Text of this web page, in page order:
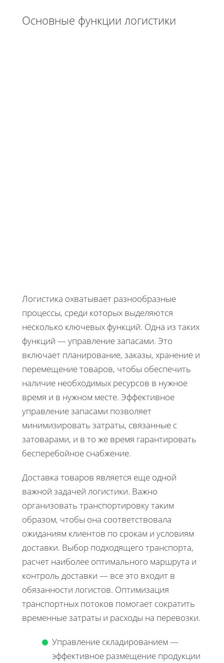
Основные функции логистики
Логистика охватывает разнообразные
процессы, среди которых выделяются
несколько ключевых функций. Одна из таких
функций — управление запасами. Это
включает планирование, заказы, хранение и
перемещение товаров, чтобы обеспечить
наличие необходимых ресурсов в нужное
время и в нужном месте. Эффективное
управление запасами позволяет
минимизировать затраты, связанные с
затоварами, и в то же время гарантировать
бесперебойное снабжение.
Доставка товаров является еще одной
важной задачей логистики. Важно
организовать транспортировку таким
образом, чтобы она соответствовала
ожиданиям клиентов по срокам и условиям
доставки. Выбор подходящего транспорта,
расчет наиболее оптимального маршрута и
контроль доставки — все это входит в
обязанности логистов. Оптимизация
транспортных потоков помогает сократить
временные затраты и расходы на перевозки.
Управление складированием —
эффективное размещение продукции